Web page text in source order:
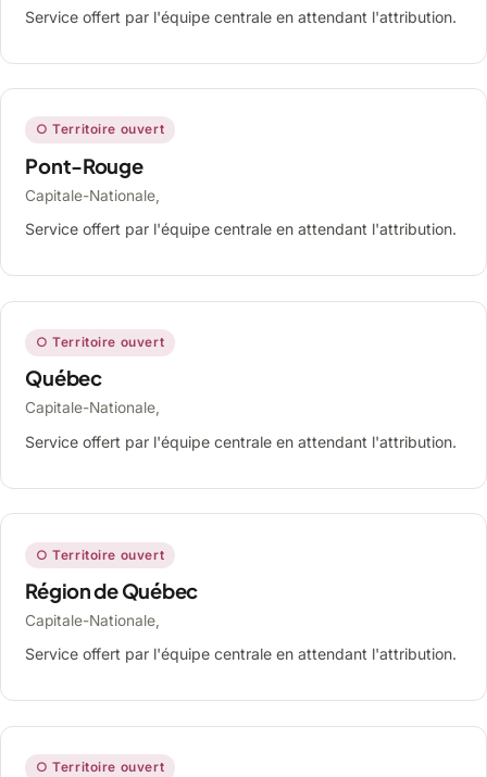
Service offert par l'équipe centrale en attendant l'attribution.
○ Territoire ouvert
Pont-Rouge
Capitale-Nationale,
Service offert par l'équipe centrale en attendant l'attribution.
○ Territoire ouvert
Québec
Capitale-Nationale,
Service offert par l'équipe centrale en attendant l'attribution.
○ Territoire ouvert
Région de Québec
Capitale-Nationale,
Service offert par l'équipe centrale en attendant l'attribution.
○ Territoire ouvert